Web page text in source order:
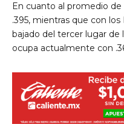
En cuanto al promedio
.395, mientras que con
bajado del tercer lugar de
ocupa actualmente con